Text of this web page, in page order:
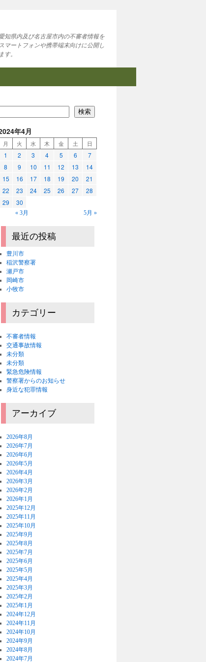
知県内及び名古屋市内の不審者情報を
マートフォンや携帯端末向けに公開し
ます。
検索
年4月
月 火 水 木 金 土 日
1 2 3 4 5 6
7
8
9 10 11 12 13
14
15
16 17 18 19 20
21
22
23 24 25 26 27
28
29
30
« 3月 5月 »
最近の投稿
豊川市
稲沢警察署
瀬戸市
岡崎市
小牧市
カテゴリー
不審者情報
交通事故情報
未分類
未分類
緊急危険情報
警察署からのお知らせ
身近な犯罪情報
アーカイブ
2026年8月
2026年7月
2026年6月
2026年5月
2026年4月
2026年3月
2026年2月
2026年1月
2025年12月
2025年11月
2025年10月
2025年9月
2025年8月
2025年7月
2025年6月
2025年5月
2025年4月
2025年3月
2025年2月
2025年1月
2024年12月
2024年11月
2024年10月
2024年9月
2024年8月
2024年7月